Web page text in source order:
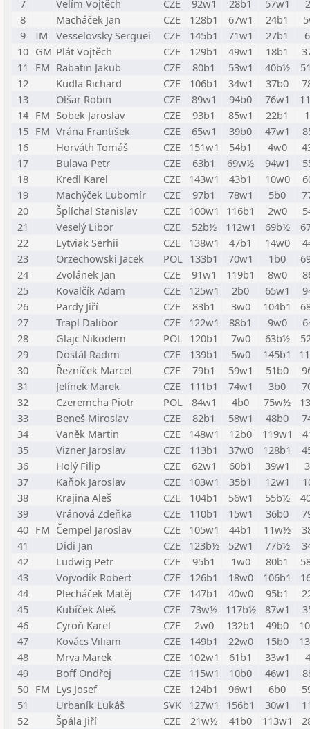
7
Velím Vojtěch CZE 92w1 28b1 57w1
8
Macháček Jan CZE 128b1 67w1 24b1
9
IM Vesselovsky Serguei CZE 145b1 71w1 27b1
10 GM Plát Vojtěch CZE 129b1 49w1 18b1
11
FM Rabatin Jakub CZE 80b1 53w1 40b½
12
Kudla Richard CZE 106b1 34w1 37b0
13
Olšar Robin CZE 89w1 94b0 76w1
14 FM Sobek Jaroslav CZE 93b1 85w1 22b1
15 FM Vrána František CZE 65w1 39b0 47w1
16
Horváth Tomáš CZE 151w1 54b1 4w0
17
Bulava Petr CZE 63b1 69w½ 94w1
18
Kredl Karel CZE 143w1 43b1 10w0
19
Machýček Lubomír CZE 97b1 78w1 5b0
20
Šplíchal Stanislav CZE 100w1 116b1 2w0
21
Veselý Libor CZE 52b½ 112w1 69b½
22
Lytviak Serhii CZE 138w1 47b1 14w0
23
Orzechowski Jacek POL 133b1 70w1 1b0
24
Zvolánek Jan CZE 91w1 119b1 8w0
25
Kovalčík Adam CZE 125w1 2b0 65w1
26
Pardy Jiří CZE 83b1 3w0 104b1
27
Trapl Dalibor CZE 122w1 88b1 9w0
28
Glajc Nikodem POL 120b1 7w0 63b½
29
Dostál Radim CZE 139b1 5w0 145b1
30
Řezníček Marcel CZE 79b1 59w1 51b0
31
Jelínek Marek CZE 111b1 74w1 3b0
32
Czeremcha Piotr POL 84w1 4b0 75w½
33
Beneš Miroslav CZE 82b1 58w1 48b0
34
Vaněk Martin CZE 148w1 12b0 119w1
35
Vizner Jaroslav CZE 113b1 37w0 128b1
36
Holý Filip CZE 62w1 60b1 39w1
37
Kaňok Jaroslav CZE 103w1 35b1 12w1
38
Krajina Aleš CZE 104b1 56w1 55b½
39
Vránová Zdeňka CZE 110b1 15w1 36b0
40 FM Čempel Jaroslav CZE 105w1 44b1 11w½
41
Didi Jan CZE 123b½ 52w1 77b½
42
Ludwig Petr CZE 95b1 1w0 80b1
43
Vojvodík Robert CZE 126b1 18w0 106b1
44
Plecháček Matěj CZE 147b1 40w0 95b1
45
Kubíček Aleš CZE 73w½ 117b½ 87w1
46
Cyroň Karel CZE 2w0 132b1 49b0
47
Kovács Viliam CZE 149b1 22w0 15b0
48
Mrva Marek CZE 102w1 61b1 33w1
49
Boff Ondřej CZE 115w1 10b0 46w1
50 FM Lys Josef CZE 124b1 96w1 6b0
51
Urbaník Lukáš SVK 127w1 156b1 30w1
52
Špála Jiří CZE 21w½ 41b0 113w1